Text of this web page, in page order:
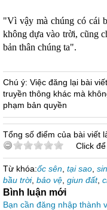
"Vì vậy mà chúng có cái
không dựa vào trời, cũng
bản thân chúng ta".
Chú ý: Việc đăng lại bài
truyền thông khác mà
phạm bản quyền
Tổng số điểm của bài viết
Click
Từ khóa:ốc sên tại sao
bầu trời, bảo vệ giun đất,
Bình luận mới
Bạn cần đăng nhập thành